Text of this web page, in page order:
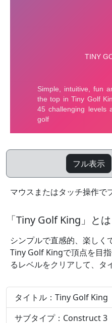
フル表示
マウスまたはタッチ操作で
「Tiny Golf King」とは
シンプルで直感的、楽しく
Tiny Golf Kingで頂点を目
るレベルをクリアして、タ
タイトル：Tiny Golf King
サブタイプ：Construct 3